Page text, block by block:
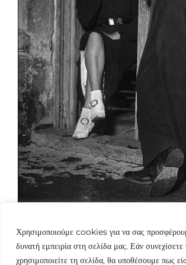
Χρησιμοποιούμε cookies για να σας
δυνατή εμπειρία στη σελίδα μας. Εάν συνεχίσετε
χρησιμοποιείτε τη σελίδα, θα υποθέσουμε πως